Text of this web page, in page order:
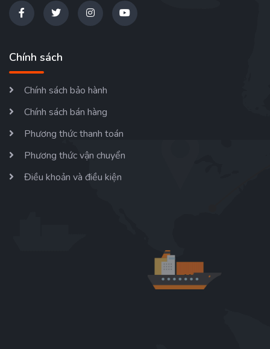
Chính sách
Chính sách bảo hành
Chính sách bán hàng
Phương thức thanh toán
Phương thức vận chuyển
Điều khoản và điều kiện